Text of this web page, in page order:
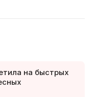
на быстрых